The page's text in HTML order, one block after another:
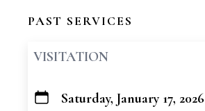
PAST SERVICES
VISITATION
+ Saturday, January 17, 2026